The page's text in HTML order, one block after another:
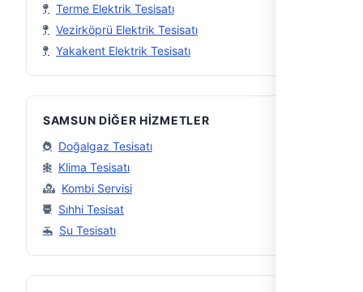
Terme Elektrik Tesisatı
Vezirköprü Elektrik Tesisatı
Yakakent Elektrik Tesisatı
SAMSUN DIĞER HIZMETLER
Doğalgaz Tesisatı
Klima Tesisatı
Kombi Servisi
Sıhhi Tesisat
Su Tesisatı